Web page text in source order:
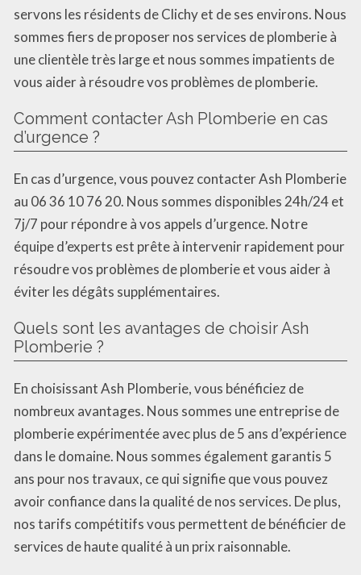
servons les résidents de Clichy et de ses environs. Nous
sommes fiers de proposer nos services de plomberie à
une clientèle très large et nous sommes impatients de
vous aider à résoudre vos problèmes de plomberie.
Comment contacter Ash Plomberie en cas
d’urgence ?
En cas d’urgence, vous pouvez contacter Ash Plomberie
au 06 36 10 76 20. Nous sommes disponibles 24h/24 et
7j/7 pour répondre à vos appels d’urgence. Notre
équipe d’experts est prête à intervenir rapidement pour
résoudre vos problèmes de plomberie et vous aider à
éviter les dégâts supplémentaires.
Quels sont les avantages de choisir Ash
Plomberie ?
En choisissant Ash Plomberie, vous bénéficiez de
nombreux avantages. Nous sommes une entreprise de
plomberie expérimentée avec plus de 5 ans d’expérience
dans le domaine. Nous sommes également garantis 5
ans pour nos travaux, ce qui signifie que vous pouvez
avoir confiance dans la qualité de nos services. De plus,
nos tarifs compétitifs vous permettent de bénéficier de
services de haute qualité à un prix raisonnable.